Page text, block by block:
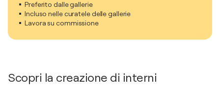
Preferito dalle gallerie
Incluso nelle curatele delle gallerie
Lavora su commissione
Scopri la creazione di interni